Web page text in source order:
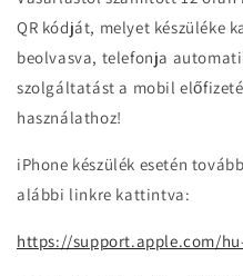
QR kódját, melyet készüléke
beolvasva, telefonja
szolgáltatást a mobil
használathoz!
iPhone készülék esetén
alábbi linkre kattintva:
https://support.apple.com/